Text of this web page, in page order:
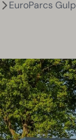
EuroParcs